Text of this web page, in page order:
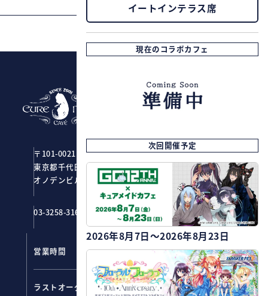
イートインテラス席
現在のコラボカフェ
次回開催予定
2026年8月7日～2026年8月23日
PAGE TOP
CURE MAID CAFÉ
〒101-0021
東京都千代田区外神田1-2-7
オノデンビル4F ジーストア・アキバ
03-3258-3161
営業時間 11：00～20：00
ラストオーダー
フード ：19:00
ドリンク：19:30